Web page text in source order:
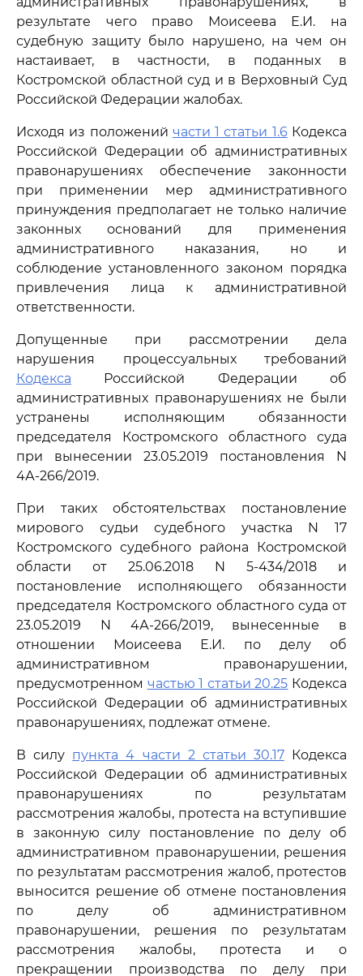
результате чего право Моисеева Е.И. на
судебную защиту было нарушено, на чем он
настаивает, в частности, в поданных в
Костромской областной суд и в Верховный Суд
Российской Федерации жалобах.
Исходя из положений части 1 статьи 1.6Кодекса
Российской Федерации об административных
правонарушениях обеспечение законности
при применении мер административного
принуждения предполагает не только наличие
законных оснований для применения
административного наказания, но и
соблюдение установленного законом порядка
привлечения лица к административной
ответственности.
Допущенные при рассмотрении дела
нарушения процессуальных требований
Кодекса Российской Федерации об
административных правонарушениях не были
устранены исполняющим обязанности
председателя Костромского областного суда
при вынесении 23.05.2019 постановления N
4А-266/2019.
При таких обстоятельствах постановление
мирового судьи судебного участка N 17
Костромского судебного района Костромской
области от 25.06.2018 N 5-434/2018 и
постановление исполняющего обязанности
председателя Костромского областного суда от
23.05.2019 N 4А-266/2019, вынесенные в
отношении Моисеева Е.И. по делу об
административном правонарушении,
предусмотренном частью 1 статьи 20.25 Кодекса
Российской Федерации об административных
правонарушениях, подлежат отмене.
В силу пункта 4 части 2 статьи 30.17Кодекса
Российской Федерации об административных
правонарушениях по результатам
рассмотрения жалобы, протеста на вступившие
в законную силу постановление по делу об
административном правонарушении, решения
по результатам рассмотрения жалоб, протестов
выносится решение об отмене постановления
по делу об административном
правонарушении, решения по результатам
рассмотрения жалобы, протеста и о
прекращении производства по делу при